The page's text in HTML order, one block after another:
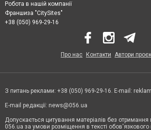
Робота в нашій компанії
Франшиза "CitySites"
+38 (050) 969-29-16
Про нас Контакти Автори
З питань реклами: +38 (050) 969-29-16. E-mail:
E-mail редакції: news@056.ua
Допускається цитування матеріалів без отримання
056.ua за умови розміщення в тексті